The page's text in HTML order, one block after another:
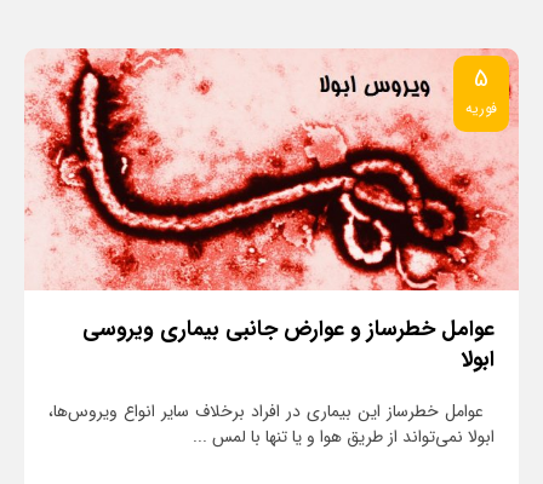
5
فوریه
عوامل خطرساز و عوارض جانبی بیماری ویروسی
ابولا
عوامل خطرساز این بیماری در افراد برخلاف سایر انواع ویروس‌ها،
ابولا نمی‌تواند از طریق هوا و یا تنها با لمس ...